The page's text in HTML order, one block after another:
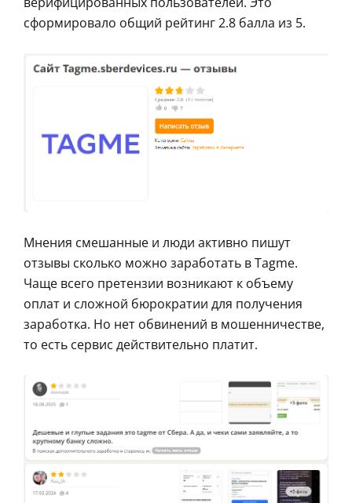
сформировало общий рейтинг 2.8 балла из 5.
Мнения смешанные и люди активно пишут
отзывы сколько можно заработать в Tagme.
Чаще всего претензии возникают к объему
оплат и сложной бюрократии для получения
заработка. Но нет обвинений в мошенничестве,
то есть сервис действительно платит.